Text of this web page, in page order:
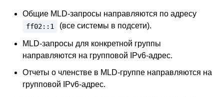
Общие MLD-запросы направляются по адресу
ff02::1 (все системы в подсети).
MLD-запросы для конкретной группы
направляются на групповой IPv6-адрес.
Отчеты о членстве в MLD-группе направляются на
групповой IPv6-адрес.